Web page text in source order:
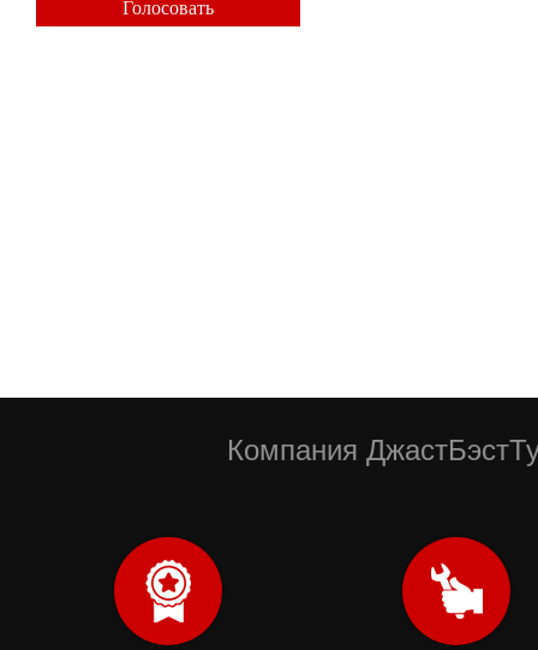
Компания